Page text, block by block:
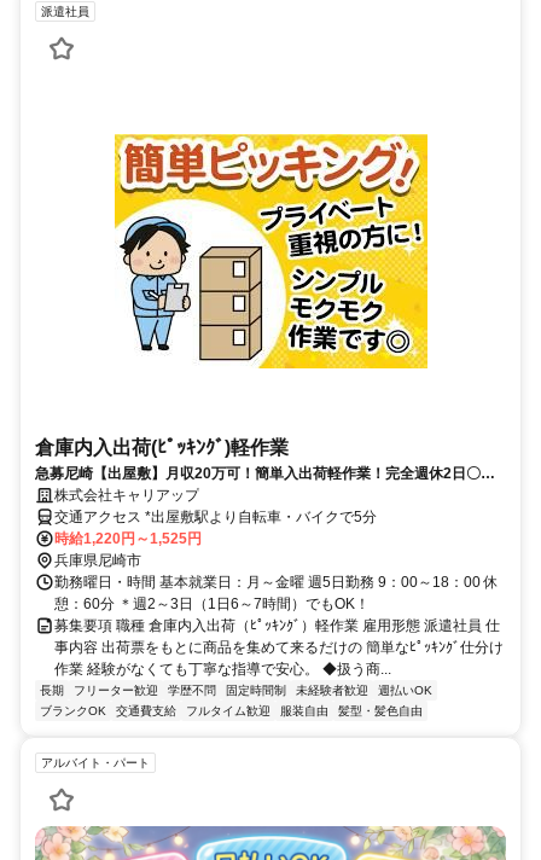
派遣社員
倉庫内入出荷(ﾋﾟｯｷﾝｸﾞ)軽作業
急募尼崎【出屋敷】月収20万可！簡単入出荷軽作業！完全週休2日〇即
日勤務可・週払い可☆出張面接実施！
株式会社キャリアップ
交通アクセス *出屋敷駅より自転車・バイクで5分
時給1,220円～1,525円
兵庫県尼崎市
勤務曜日・時間 基本就業日：月～金曜 週5日勤務 9：00～18：00 休
憩：60分 ＊週2～3日（1日6～7時間）でもOK！
募集要項 職種 倉庫内入出荷（ﾋﾟｯｷﾝｸﾞ）軽作業 雇用形態 派遣社員 仕
事内容 出荷票をもとに商品を集めて来るだけの 簡単なﾋﾟｯｷﾝｸﾞ仕分け
作業 経験がなくても丁寧な指導で安心。 ◆扱う商...
長期 フリーター歓迎 学歴不問 固定時間制 未経験者歓迎
週払いOK
ブランクOK
交通費支給 フルタイム歓迎 服装自由 髪型・髪色自由
アルバイト・パート